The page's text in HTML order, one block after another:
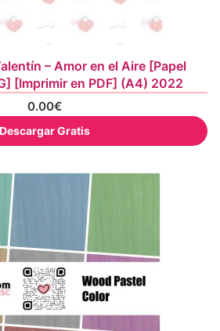
– Amor en el Aire [Papel
[Imprimir en PDF] (A4) 2022
0.00€
Descargar Gratis